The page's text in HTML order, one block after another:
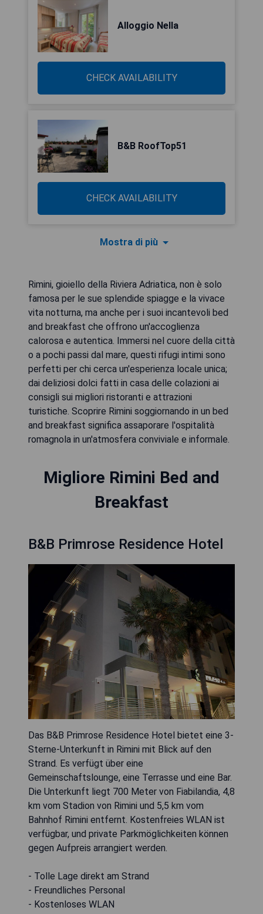
Alloggio Nella
CHECK AVAILABILITY
B&B RoofTop51
CHECK AVAILABILITY
Mostra di più
Rimini, gioiello della Riviera Adriatica, non è solo
famosa per le sue splendide spiagge e la vivace
vita notturna, ma anche per i suoi incantevoli bed
and breakfast che offrono un'accoglienza
calorosa e autentica. Immersi nel cuore della città
o a pochi passi dal mare, questi rifugi intimi sono
perfetti per chi cerca un'esperienza locale unica;
dai deliziosi dolci fatti in casa delle colazioni ai
consigli sui migliori ristoranti e attrazioni
turistiche. Scoprire Rimini soggiornando in un bed
and breakfast significa assaporare l'ospitalità
romagnola in un'atmosfera conviviale e informale.
Migliore Rimini Bed and
Breakfast
B&B Primrose Residence Hotel
Das B&B Primrose Residence Hotel bietet eine 3-
Sterne-Unterkunft in Rimini mit Blick auf den
Strand. Es verfügt über eine
Gemeinschaftslounge, eine Terrasse und eine Bar.
Die Unterkunft liegt 700 Meter von Fiabilandia, 4,8
km vom Stadion von Rimini und 5,5 km vom
Bahnhof Rimini entfernt. Kostenfreies WLAN ist
verfügbar, und private Parkmöglichkeiten können
gegen Aufpreis arrangiert werden.
- Tolle Lage direkt am Strand
- Freundliches Personal
- Kostenloses WLAN